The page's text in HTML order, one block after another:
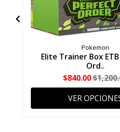
Pokemon
Elite Trainer Box
Ord..
$840.00
VER